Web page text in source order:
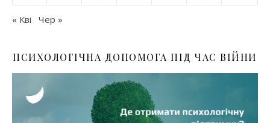
« Кві Чер »
ПСИХОЛОГІЧНА ДОПОМОГА ПІД ЧАС ВІЙНИ